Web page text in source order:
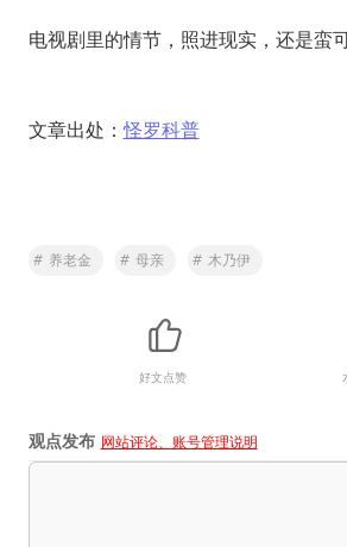
电视剧里的情节，照进现实，还是蛮可
文章出处：怪罗科普
# 养老金 # 母亲 # 木乃伊
好文点赞
观点发布 网站评论、账号管理说明